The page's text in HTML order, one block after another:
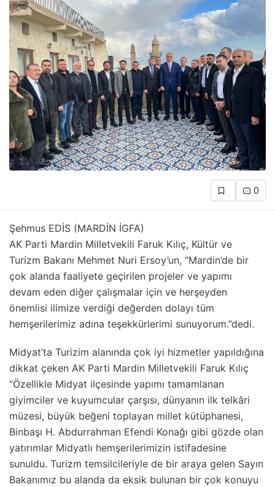
0
Şehmus EDİS (MARDİN İGFA)
AK Parti Mardin Milletvekili Faruk Kılıç, Kültür ve
Turizm Bakanı Mehmet Nuri Ersoy’un, “Mardin’de bir
çok alanda faaliyete geçirilen projeler ve yapımı
devam eden diğer çalışmalar için ve herşeyden
önemlisi ilimize verdiği değerden dolayı tüm
hemşerilerimiz adına teşekkürlerimi sunuyorum.”dedi.
Midyat’ta Turizim alanında çok iyi hizmetler yapıldığına
dikkat çeken AK Parti Mardin Milletvekili Faruk Kılıç
“Özellikle Midyat ilçesinde yapımı tamamlanan
giyimciler ve kuyumcular çarşısı, dünyanın ilk telkâri
müzesi, büyük beğeni toplayan millet kütüphanesi,
Binbaşı H. Abdurrahman Efendi Konağı gibi gözde olan
yatırımlar Midyatlı hemşerilerimizin istifadesine
sunuldu. Turizm temsilcileriyle de bir araya gelen Sayın
Bakanımız bu alanda da eksik bulunan bir çok konuyu